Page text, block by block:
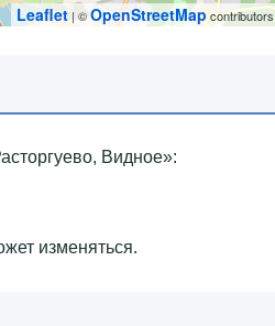
Leaflet | ©OpenStreetMap contributors
Видное»‎:
изменяться.